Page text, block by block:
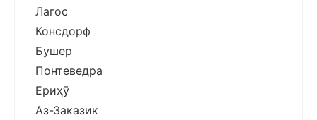
Лагос
Консдорф
Бушер
Понтеведра
Ериҳӯ
Аз-Заказик